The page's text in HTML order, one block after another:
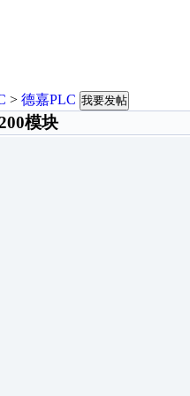
> 德嘉PLC 我要发帖
模块